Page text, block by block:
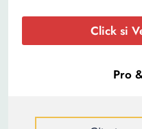
Click si